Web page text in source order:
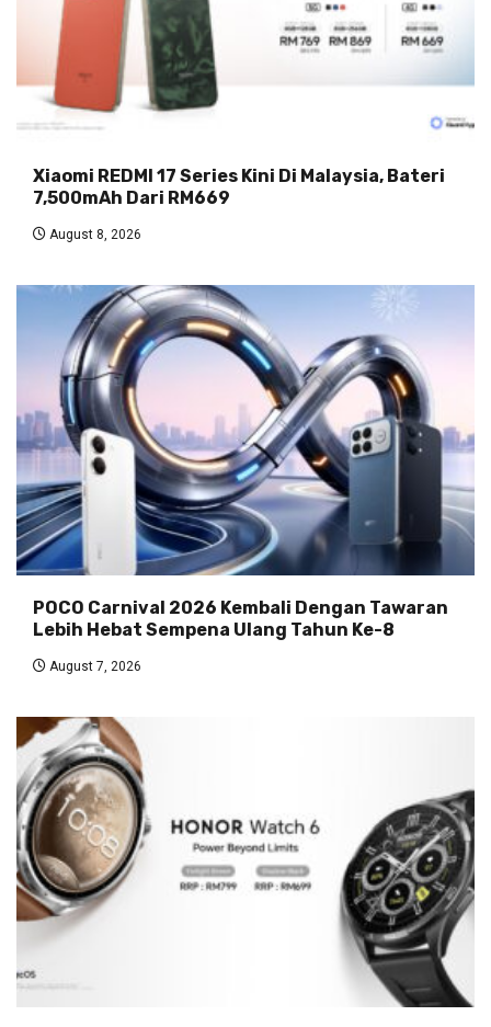
Xiaomi REDMI 17 Series Kini Di Malaysia, Bateri
7,500mAh Dari RM669
August 8, 2026
POCO Carnival 2026 Kembali Dengan Tawaran
Lebih Hebat Sempena Ulang Tahun Ke-8
August 7, 2026